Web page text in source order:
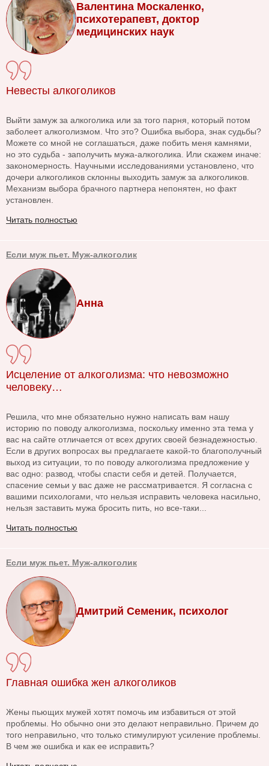
Валентина Москаленко,
психотерапевт, доктор
медицинских наук
Невесты алкоголиков
Выйти замуж за алкоголика или за того парня, который потом
заболеет алкоголизмом. Что это? Ошибка выбора, знак судьбы?
Можете со мной не соглашаться, даже побить меня камнями,
но это судьба - заполучить мужа-алкоголика. Или скажем иначе:
закономерность. Научными исследованиями установлено, что
дочери алкоголиков склонны выходить замуж за алкоголиков.
Механизм выбора брачного партнера непонятен, но факт
установлен.
Читать полностью
Если муж пьет. Муж-алкоголик
Анна
Исцеление от алкоголизма: что невозможно
человеку…
Решила, что мне обязательно нужно написать вам нашу
историю по поводу алкоголизма, поскольку именно эта тема у
вас на сайте отличается от всех других своей безнадежностью.
Если в других вопросах вы предлагаете какой-то благополучный
выход из ситуации, то по поводу алкоголизма предложение у
вас одно: развод, чтобы спасти себя и детей. Получается,
спасение семьи у вас даже не рассматривается. Я согласна с
вашими психологами, что нельзя исправить человека насильно,
нельзя заставить мужа бросить пить, но все-таки...
Читать полностью
Если муж пьет. Муж-алкоголик
Дмитрий Семеник, психолог
Главная ошибка жен алкоголиков
Жены пьющих мужей хотят помочь им избавиться от этой
проблемы. Но обычно они это делают неправильно. Причем до
того неправильно, что только стимулируют усиление проблемы.
В чем же ошибка и как ее исправить?